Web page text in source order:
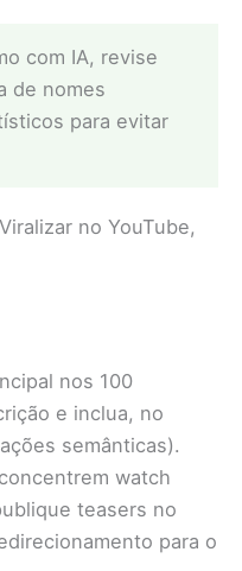
com IA, revise
de nomes
para evitar
no YouTube,
nos 100
e inclua, no
semânticas).
watch
teasers no
para o